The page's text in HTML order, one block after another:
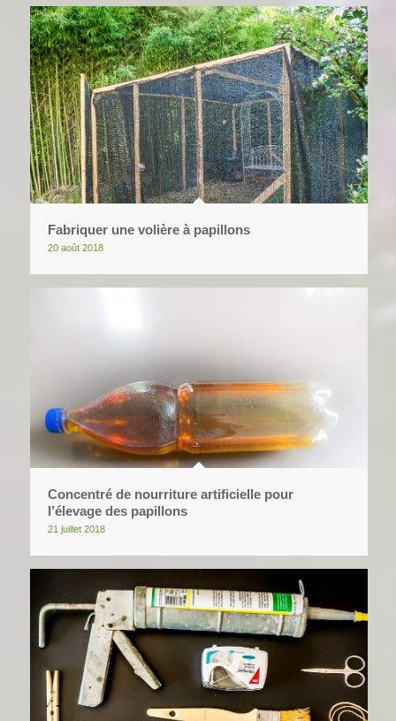
Fabriquer une volière à papillons
20 août 2018
Concentré de nourriture artificielle pour
l’élevage des papillons
21 juillet 2018